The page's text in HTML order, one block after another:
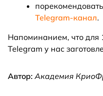
Telegram-канал.
Напоминанием, что для
Telegram у нас
Автор:Академия